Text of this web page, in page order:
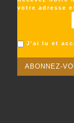
votre adresse
J'ai lu et